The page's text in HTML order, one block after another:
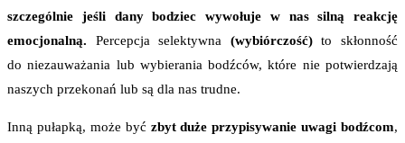
szczególnie jeśli dany bodziec wywołuje w nas silną reakcję
emocjonalną. Percepcja selektywna (wybiórczość)to skłonność
do niezauważania lub wybierania bodźców, które nie potwierdzają
naszych przekonań lub są dla nas trudne.
Inną pułapką, może być zbyt duże przypisywanie uwagi bodźcom,